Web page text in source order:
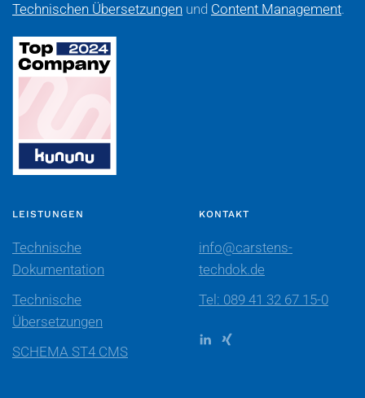
Technischen Übersetzungen und Content Management.
LEISTUNGEN
Technische
Dokumentation
Technische
Übersetzungen
SCHEMA ST4 CMS
KONTAKT
info@carstens-
techdok.de
Tel: 089 41 32 67 15-0